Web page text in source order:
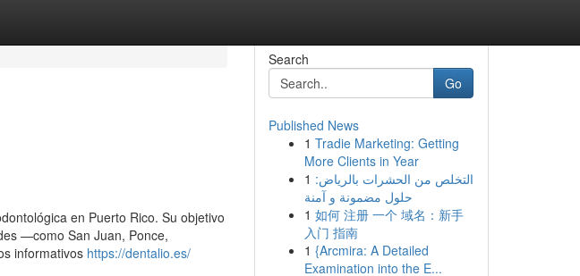
en Puerto Rico. Su objetivo
—como San Juan, Ponce,
informativos https://dentalio.es/
Search
Go
Published News
1 Tradie Marketing: Getting
More Clients in Year
1 التخلص من الحشرات بالرياض:
حلول مضمونة و آمنة
1 如何 注册 一个 域名：新手
入门 指南
1 {Arcmira: A Detailed
Examination into the E...